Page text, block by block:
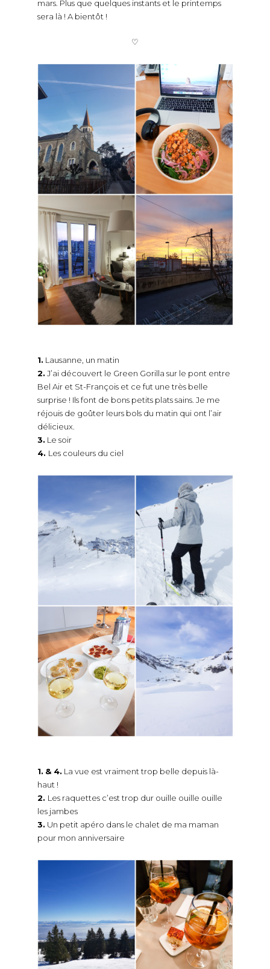
mars. Plus que quelques instants et le printemps
sera là ! A bientôt !
♡
1. Lausanne, un matin
2. J’ai découvert le Green Gorilla sur le pont entre
Bel Air et St-François et ce fut une très belle
surprise ! Ils font de bons petits plats sains. Je me
réjouis de goûter leurs bols du matin qui ont l’air
délicieux.
3. Le soir
4. Les couleurs du ciel
1. & 4. La vue est vraiment trop belle depuis là-
haut !
2. Les raquettes c’est trop dur ouille ouille ouille
les jambes
3. Un petit apéro dans le chalet de ma maman
pour mon anniversaire